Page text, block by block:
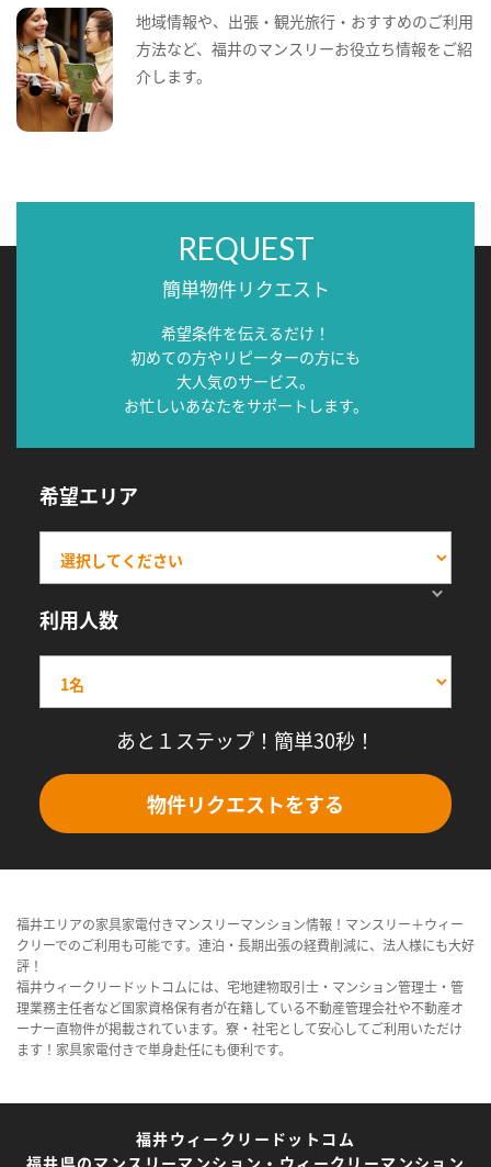
地域情報や、出張・観光旅行・おすすめのご利用
方法など、福井のマンスリーお役立ち情報をご紹
介します。
REQUEST
簡単物件リクエスト
希望条件を伝えるだけ！
初めての方やリピーターの方にも
大人気のサービス。
お忙しいあなたをサポートします。
希望エリア
利用人数
あと１ステップ！簡単30秒！
物件リクエストをする
福井エリアの家具家電付きマンスリーマンション情報！マンスリー＋ウィー
クリーでのご利用も可能です。連泊・長期出張の経費削減に、法人様にも大好
評！
福井ウィークリードットコムには、宅地建物取引士・マンション管理士・管
理業務主任者など国家資格保有者が在籍している不動産管理会社や不動産オ
ーナー直物件が掲載されています。寮・社宅として安心してご利用いただけ
ます！家具家電付きで単身赴任にも便利です。
福井ウィークリードットコム
福井県のマンスリーマンション・ウィークリーマンション